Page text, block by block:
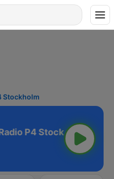
Stockholm
P4 Stockholm